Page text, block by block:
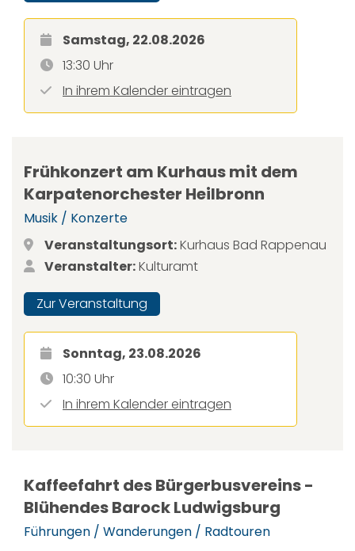
Samstag, 22.08.2026
13:30 Uhr
In ihrem Kalender eintragen
Frühkonzert am Kurhaus mit dem
Karpatenorchester Heilbronn
Musik / Konzerte
Veranstaltungsort:Kurhaus Bad Rappenau
Veranstalter:Kulturamt
Zur Veranstaltung
Sonntag, 23.08.2026
10:30 Uhr
In ihrem Kalender eintragen
Kaffeefahrt des Bürgerbusvereins -
Blühendes Barock Ludwigsburg
Führungen / Wanderungen / Radtouren